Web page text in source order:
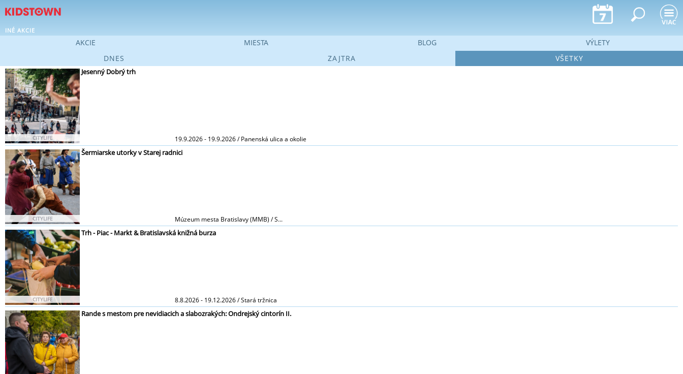
INÉ AKCIE
CITYLIFE
Jesenný Dobrý trh
19.9.2026 - 19.9.2026 / Panenská ulica a okolie
CITYLIFE
Šermiarske utorky v Starej radnici
Múzeum mesta Bratislavy (MMB) / S...
CITYLIFE
Trh - Piac - Markt & Bratislavská knižná burza
8.8.2026 - 19.12.2026 / Stará tržnica
Rande s mestom pre nevidiacich a slabozrakých: Ondrejský cintorín II.
AKCIE MIESTA BLOG
VÝLETY
DNES
ZAJTRA VŠETKY